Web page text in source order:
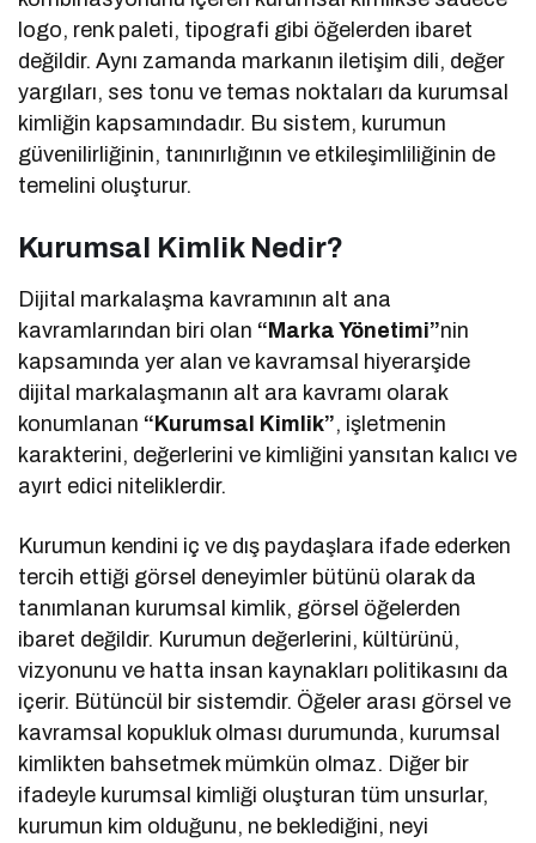
logo, renk paleti, tipografi gibi öğelerden ibaret
değildir. Aynı zamanda markanın iletişim dili, değer
yargıları, ses tonu ve temas noktaları da kurumsal
kimliğin kapsamındadır. Bu sistem, kurumun
güvenilirliğinin, tanınırlığının ve etkileşimliliğinin de
temelini oluşturur.
Kurumsal Kimlik Nedir?
Dijital markalaşma kavramının alt ana
kavramlarından biri olan “Marka Yönetimi”nin
kapsamında yer alan ve kavramsal hiyerarşide
dijital markalaşmanın alt ara kavramı olarak
konumlanan “Kurumsal Kimlik”, işletmenin
karakterini, değerlerini ve kimliğini yansıtan kalıcı ve
ayırt edici niteliklerdir.
Kurumun kendini iç ve dış paydaşlara ifade ederken
tercih ettiği görsel deneyimler bütünü olarak da
tanımlanan kurumsal kimlik, görsel öğelerden
ibaret değildir. Kurumun değerlerini, kültürünü,
vizyonunu ve hatta insan kaynakları politikasını da
içerir. Bütüncül bir sistemdir. Öğeler arası görsel ve
kavramsal kopukluk olması durumunda, kurumsal
kimlikten bahsetmek mümkün olmaz. Diğer bir
ifadeyle kurumsal kimliği oluşturan tüm unsurlar,
kurumun kim olduğunu, ne beklediğini, neyi